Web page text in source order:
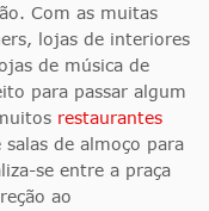
Com as muitas
lojas de interiores
de música de
para passar algum
restaurantes
salas de almoço para
se entre a praça
ao